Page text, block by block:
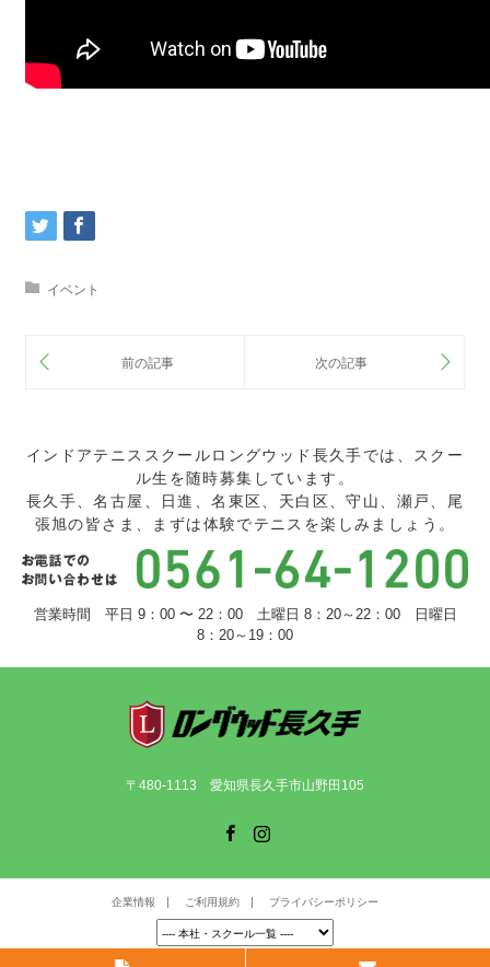
イベント
インドアテニススクールロングウッド長久手では、スクー
ル生を随時募集しています。
長久手、名古屋、日進、名東区、天白区、守山、瀬戸、尾
張旭の皆さま、まずは体験でテニスを楽しみましょう。
営業時間 平日 9：00 〜 22：00 土曜日 8：20～22：00 日曜日
8：20～19：00
〒480-1113 愛知県長久手市山野田105
企業情報 ご利用規約 プライバシーポリシー